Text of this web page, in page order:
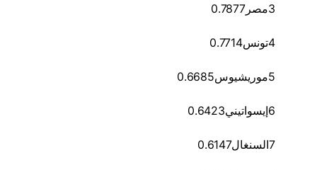
3مصر 0.7877
4تونس0.7714
5موريشيوس0.6685
6إيسواتيني0.6423
7السنغال0.6147